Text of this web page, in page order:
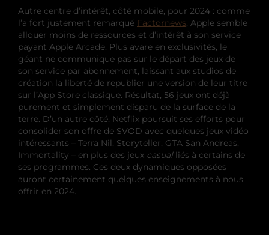
Autre centre d’intérêt, côté mobile, pour 2024 : comme
l’a fort justement remarqué Factornews, Apple semble
allouer moins de ressources et d’intérêt à son service
payant Apple Arcade. Plus avare en exclusivités, le
géant ne communique pas sur le départ des jeux de
son service par abonnement, laissant aux studios de
création la liberté de republier une version de leur titre
sur l’App Store classique. Résultat, 56 jeux ont déjà
purement et simplement disparu de la surface de la
terre. D’un autre côté, Netflix poursuit ses efforts pour
consolider son offre de SVOD avec quelques jeux vidéo
intéressants – Terra Nil, Storyteller, GTA San Andreas,
Immortality – en plus des jeux casualliés à certains de
ses programmes. Ces deux dynamiques opposées
auront certainement quelques enseignements à nous
offrir en 2024.